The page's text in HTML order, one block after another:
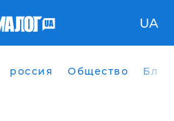
UA
россия Общество